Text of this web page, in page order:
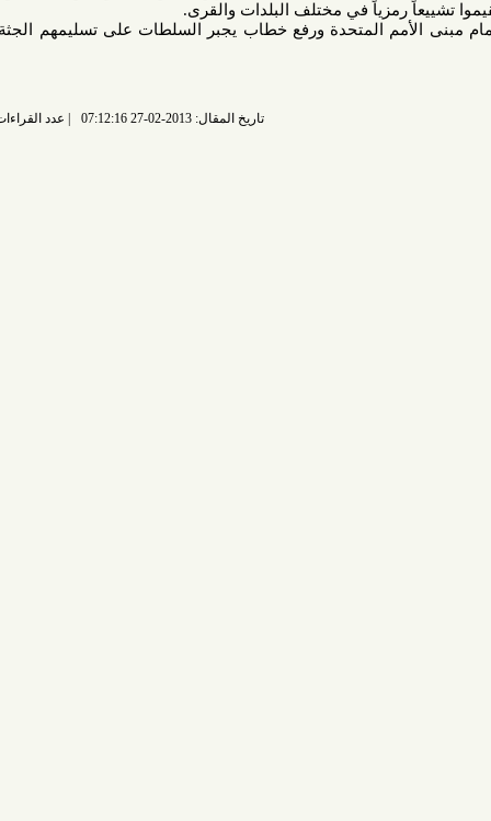
رمزياً في مختلف البلدات والقرى.
المتحدة ورفع خطاب يجبر السلطات على تسليمهم الجثة وتشييعها
عدد القراءات: 8248 قراءة |